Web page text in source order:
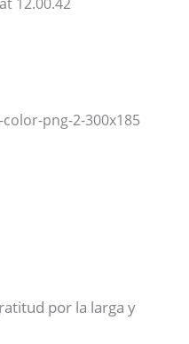
por la larga y